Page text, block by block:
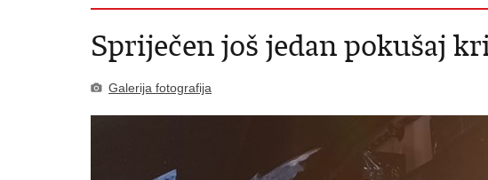
Spriječen još jedan pokušaj
Galerija fotografija